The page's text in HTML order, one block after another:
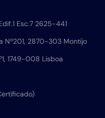
Esc.7 2625-441
Nº201, 2870-303 Montijo
1749-008 Lisboa